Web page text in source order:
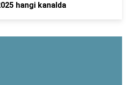
hangi kanalda